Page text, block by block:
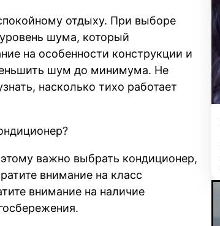
отдыху. При выборе
шума, который
на особенности конструкции и
шум до минимума. Не
насколько тихо работает
важно выбрать кондиционер,
внимание на класс
внимание на наличие